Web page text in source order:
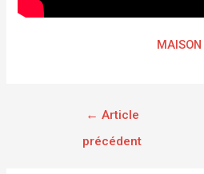
MAISON
← Article
précédent